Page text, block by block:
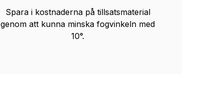
Spara i kostnaderna på tillsatsmaterial
genom att kunna minska fogvinkeln med
10°.